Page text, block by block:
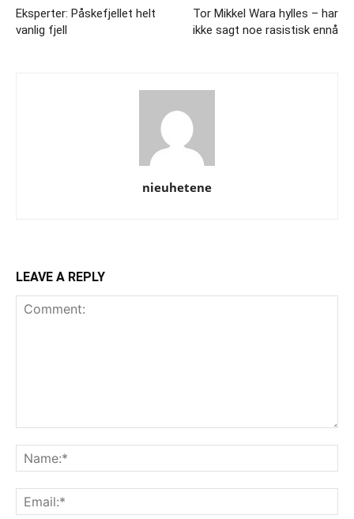
Eksperter: Påskefjellet helt
vanlig fjell
Tor Mikkel Wara hylles – har
ikke sagt noe rasistisk ennå
nieuhetene
LEAVE A REPLY